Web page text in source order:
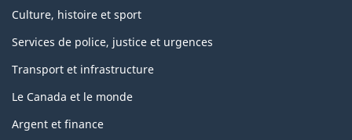
Culture, histoire et sport
Services de police, justice et urgences
Transport et infrastructure
Le Canada et le monde
Argent et finance